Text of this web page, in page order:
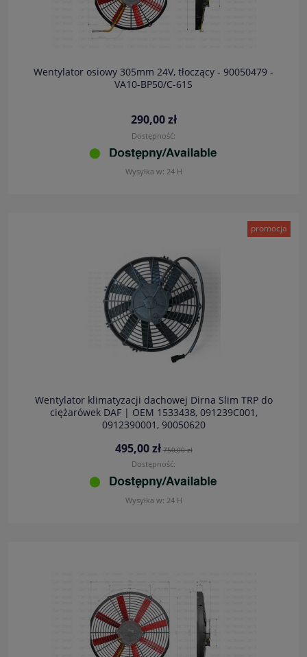
Wentylator osiowy 305mm 24V, tłoczący - 90050479 -
VA10-BP50/C-61S
290,00 zł
Dostępność:
Wysyłka w: 24 H
Wentylator klimatyzacji dachowej Dirna Slim TRP do
ciężarówek DAF | OEM 1533438, 091239C001,
0912390001, 90050620
495,00 zł 750,00 zł
Dostępność:
Wysyłka w: 24 H
promocja